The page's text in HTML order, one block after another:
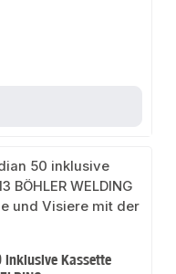
inklusive Kassette